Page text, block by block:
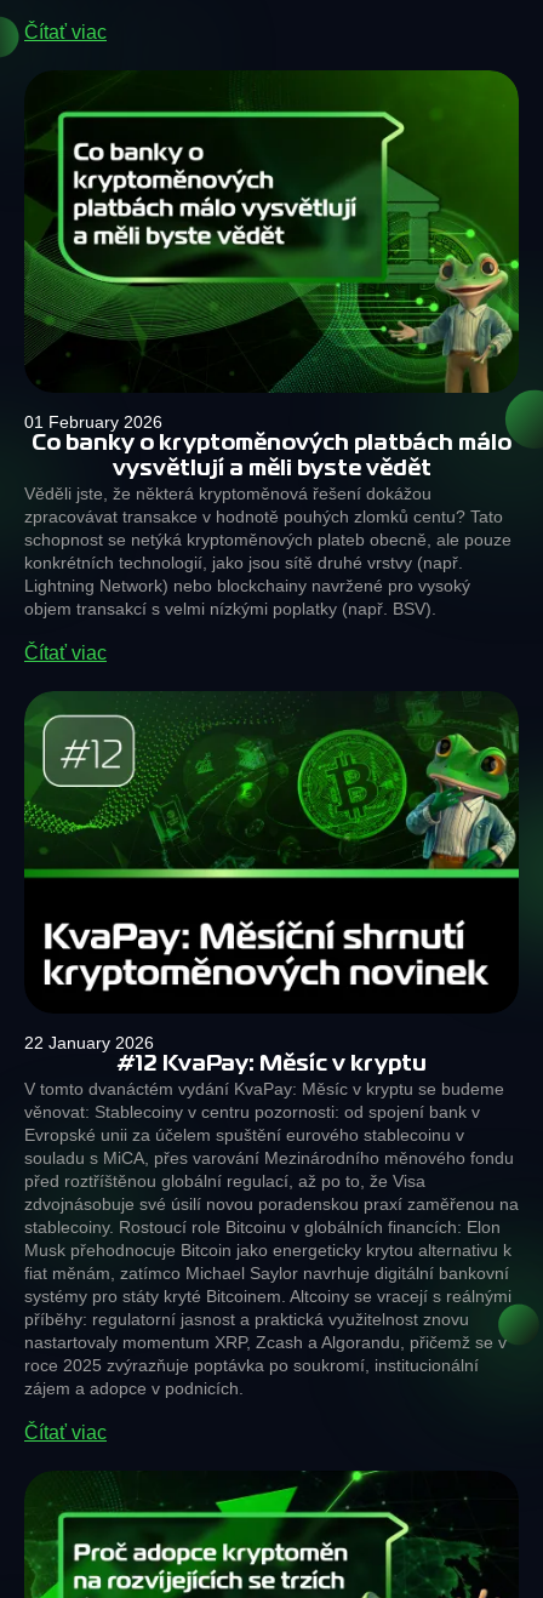
Čítať viac
01 February 2026
Co banky o kryptoměnových platbách málo
vysvětlují a měli byste vědět
Věděli jste, že některá kryptoměnová řešení dokážou
zpracovávat transakce v hodnotě pouhých zlomků centu? Tato
schopnost se netýká kryptoměnových plateb obecně, ale pouze
konkrétních technologií, jako jsou sítě druhé vrstvy (např.
Lightning Network) nebo blockchainy navržené pro vysoký
objem transakcí s velmi nízkými poplatky (např. BSV).
Čítať viac
22 January 2026
#12 KvaPay: Měsíc v kryptu
V tomto dvanáctém vydání KvaPay: Měsíc v kryptu se budeme
věnovat: Stablecoiny v centru pozornosti: od spojení bank v
Evropské unii za účelem spuštění eurového stablecoinu v
souladu s MiCA, přes varování Mezinárodního měnového fondu
před roztříštěnou globální regulací, až po to, že Visa
zdvojnásobuje své úsilí novou poradenskou praxí zaměřenou na
stablecoiny. Rostoucí role Bitcoinu v globálních financích: Elon
Musk přehodnocuje Bitcoin jako energeticky krytou alternativu k
fiat měnám, zatímco Michael Saylor navrhuje digitální bankovní
systémy pro státy kryté Bitcoinem. Altcoiny se vracejí s reálnými
příběhy: regulatorní jasnost a praktická využitelnost znovu
nastartovaly momentum XRP, Zcash a Algorandu, přičemž se v
roce 2025 zvýrazňuje poptávka po soukromí, institucionální
zájem a adopce v podnicích.
Čítať viac